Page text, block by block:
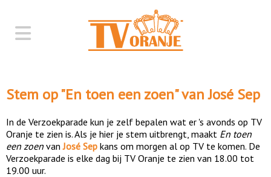
Stem op "En toen een zoen" vanJosé Sep
In de Verzoekparade kun je zelf bepalen wat er 's avonds op TV
Oranje te zien is. Als je hier je stem uitbrengt, maakt En toen
een zoen vanJosé Sep kans om morgen al op TV te komen. De
Verzoekparade is elke dag bij TV Oranje te zien van 18.00 tot
19.00 uur.